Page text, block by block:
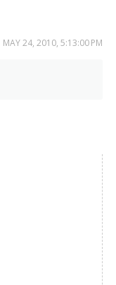
MAY 24, 2010, 5:13:00 PM